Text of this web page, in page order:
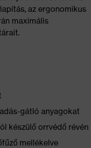
az ergonomikus
maximális
gátló anyagokat
készülő orrvédő révén
mellékelve